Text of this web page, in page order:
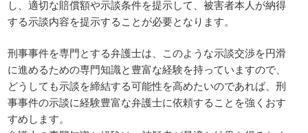
し、適切な賠償額や示談条件を提示して、被害者本人が納得
する示談内容を提示することが必要となります。
刑事事件を専門とする弁護士は、このような示談交渉を円滑
に進めるための専門知識と豊富な経験を持っていますので、
どうしても示談を締結する可能性を高めたいのであれば、刑
事事件の示談に経験豊富な弁護士に依頼することを強くおす
すめします。